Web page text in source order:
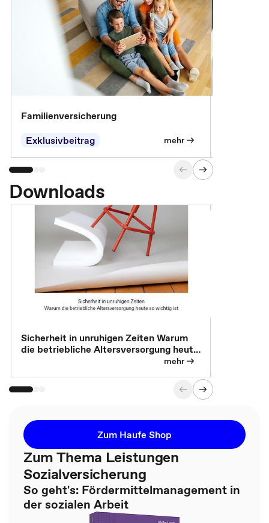
Familienversicherung
Exklusivbeitrag
mehr
Downloads
Sicherheit in unruhigen Zeiten Warum
die betriebliche Altersversorgung heute
mehr
Zum Haufe Shop
Zum Thema Leistungen
Sozialversicherung
So geht's: Fördermittelmanagement in
der sozialen Arbeit